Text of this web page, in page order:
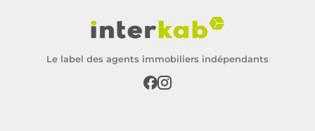
Le label des agents immobiliers indépendants